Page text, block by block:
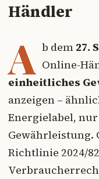
Händler
A b dem 27.
Online-
einheitliches
anzeigen –
Energielabel,
Gewährleistung.
Richtlinie 2024/